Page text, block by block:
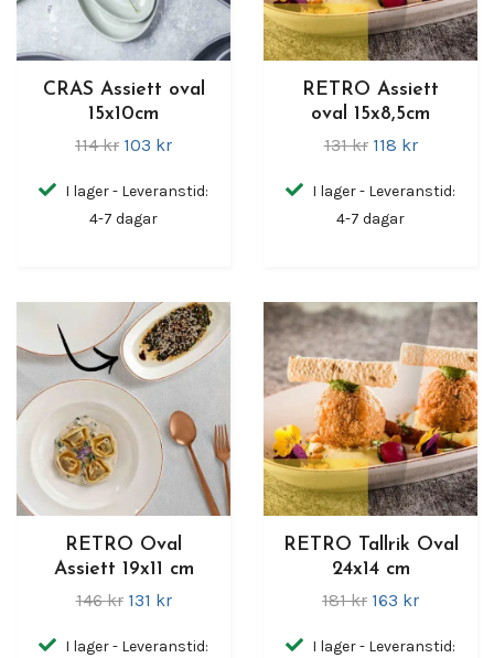
CRAS Assiett oval
15x10cm
114 kr 103 kr
I lager - Leveranstid:
4-7 dagar
RETRO Assiett
oval 15x8,5cm
131 kr 118 kr
I lager - Leveranstid:
4-7 dagar
RETRO Oval
Assiett 19x11 cm
146 kr 131 kr
I lager - Leveranstid:
RETRO Tallrik Oval
24x14 cm
181 kr 163 kr
I lager - Leveranstid: